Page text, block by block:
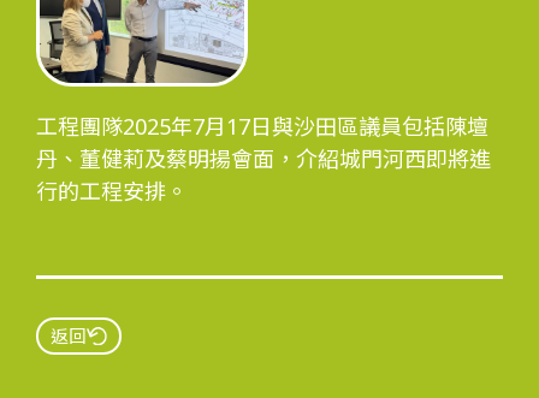
環境事宜
社區協作
資訊中心
工程團隊2025年7月17日與沙田區議員包括陳壇
丹、董健莉及蔡明揚會面，介紹城門河西即將進
行的工程安排。
返回